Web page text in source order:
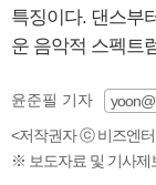
특징이다. 댄스부
운 음악적 스펙트
윤준필 기자
<저작권자 ⓒ 비즈엔터
※ 보도자료 및 기사제